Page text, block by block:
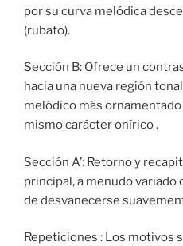
por su curva melódica
(rubato).
Sección B: Ofrece un
hacia una nueva región
melódico más
mismo carácter onírico .
Sección A’: Retorno y
principal, a menudo variado
de desvanecerse
Repeticiones : Los motivos